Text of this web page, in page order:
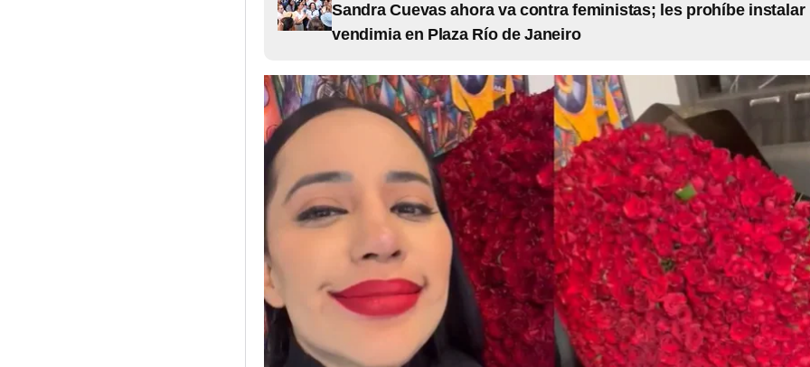
Sandra Cuevas ahora va contra feministas; les prohíbe instalar
vendimia en Plaza Río de Janeiro